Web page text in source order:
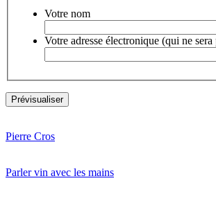
Votre nom
Votre adresse électronique (qui ne sera
Pierre Cros
Parler vin avec les mains